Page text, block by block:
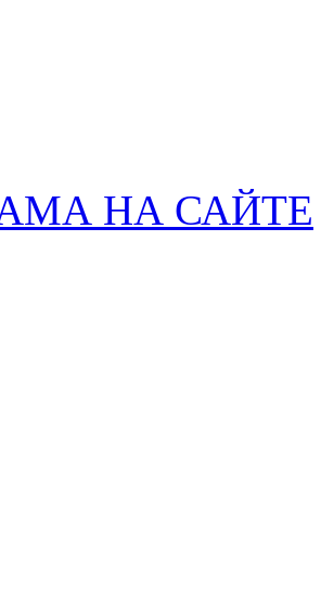
НА САЙТЕ